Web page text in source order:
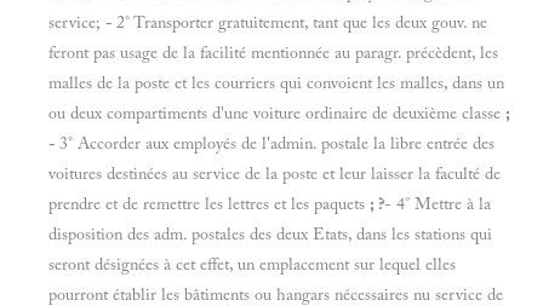
service; - 2° Transporter gratuitement, tant que les deux gouv. ne
feront pas usage de la facilité mentionnée au paragr. précèdent, les
malles de la poste et les courriers qui convoient les malles, dans un
ou deux compartiments d'une voiture ordinaire de deuxième classe ;
- 3° Accorder aux employés de l'admin. postale la libre entrée des
voitures destinées au service de la poste et leur laisser la faculté de
prendre et de remettre les lettres et les paquets ; ?- 4° Mettre à la
disposition des adm. postales des deux Etats, dans les stations qui
seront désignées à cet effet, un emplacement sur lequel elles
pourront établir les bâtiments ou hangars nécessaires nu service de